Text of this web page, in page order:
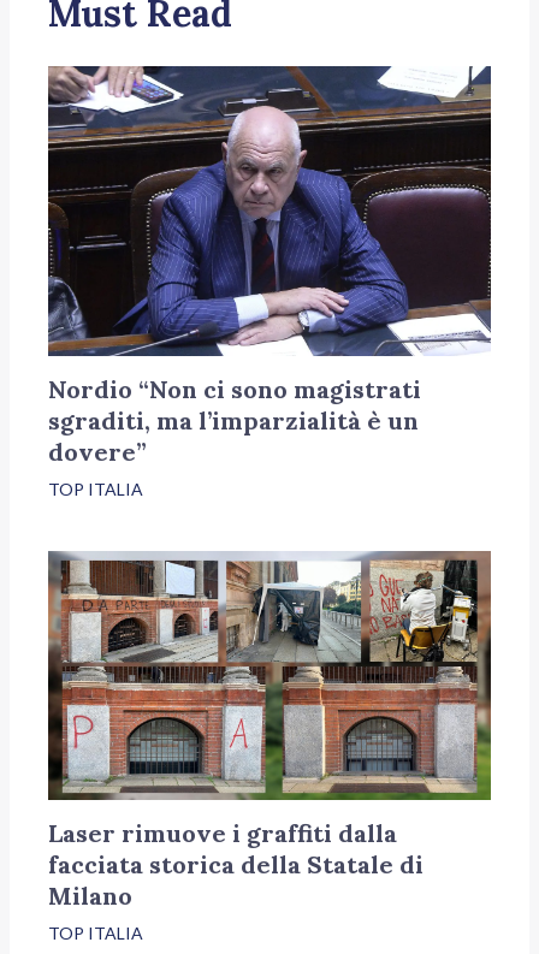
Must Read
Nordio “Non ci sono magistrati
sgraditi, ma l’imparzialità è un
dovere”
TOP ITALIA
Laser rimuove i graffiti dalla
facciata storica della Statale di
Milano
TOP ITALIA